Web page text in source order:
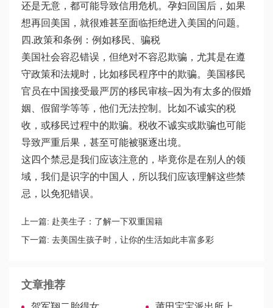
还是无意，都可能导致信用危机。孕妇回国后，如果
想再回美国，就很难甚至面临拒绝进入美国的问题。
四.政策和条例：例如移民、骗税
美国社会容忍错误，但绝对不容忍欺骗，尤其是在遵
守政策和法规时，比如移民程序中的欺骗。美国移民
官员在中国接受最严厉的移民审核–因为有太多的假婚
姻、假留学等等，他们无法控制。比如不诚实的税
收，或移民过程中的欺骗。税收不诚实或欺骗也可能
导致严重后果，甚至可能被驱逐出境。
这四个禁忌是我们应该注意的，毕竟你是在别人的领
域，我们是识字的中国人，所以我们应该理解这些禁
忌，以免犯错误。
上一篇: 赴美生子：了解一下双重国籍
下一篇: 去美国生孩子时，让你的生活如此丰富多彩
文章推荐